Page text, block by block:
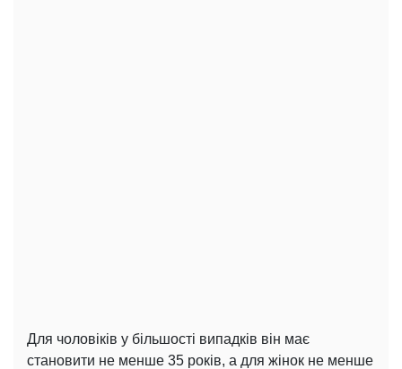
Для чоловіків у більшості випадків він має
становити не менше 35 років, а для жінок не менше